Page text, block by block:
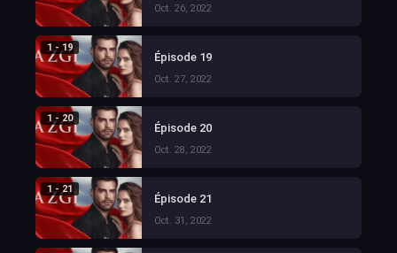
Oct. 26, 2022
1 - 19
Épisode 19
Oct. 27, 2022
1 - 20
Épisode 20
Oct. 28, 2022
1 - 21
Épisode 21
Oct. 31, 2022